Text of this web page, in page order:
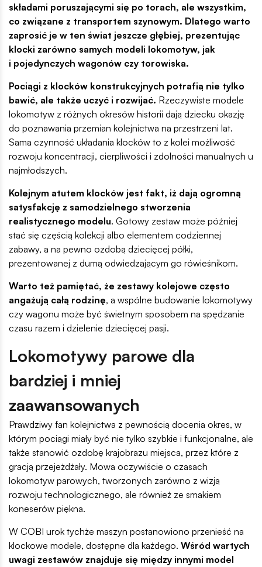
składami poruszającymi się po torach, ale wszystkim,
co związane z transportem szynowym. Dlatego warto
zaprosić je w ten świat jeszcze głębiej, prezentując
klocki zarówno samych modeli lokomotyw, jak
i pojedynczych wagonów czy torowiska.
Pociągi z klocków konstrukcyjnych potrafią nie tylko
bawić, ale także uczyć i rozwijać. Rzeczywiste modele
lokomotyw z różnych okresów historii dają dziecku okazję
do poznawania przemian kolejnictwa na przestrzeni lat.
Sama czynność układania klocków to z kolei możliwość
rozwoju koncentracji, cierpliwości i zdolności manualnych u
najmłodszych.
Kolejnym atutem klocków jest fakt, iż dają ogromną
satysfakcję z samodzielnego stworzenia
realistycznego modelu. Gotowy zestaw może później
stać się częścią kolekcji albo elementem codziennej
zabawy, a na pewno ozdobą dziecięcej półki,
prezentowanej z dumą odwiedzającym go rówieśnikom.
Warto też pamiętać, że zestawy kolejowe często
angażują całą rodzinę, a wspólne budowanie lokomotywy
czy wagonu może być świetnym sposobem na spędzanie
czasu razem i dzielenie dziecięcej pasji.
Lokomotywy parowe dla
bardziej i mniej
zaawansowanych
Prawdziwy fan kolejnictwa z pewnością docenia okres, w
którym pociągi miały być nie tylko szybkie i funkcjonalne, ale
także stanowić ozdobę krajobrazu miejsca, przez które z
gracją przejeżdżały. Mowa oczywiście o czasach
lokomotyw parowych, tworzonych zarówno z wizją
rozwoju technologicznego, ale również ze smakiem
koneserów piękna.
W COBI urok tychże maszyn postanowiono przenieść na
klockowe modele, dostępne dla każdego. Wśród wartych
uwagi zestawów znajduje się między innymi model